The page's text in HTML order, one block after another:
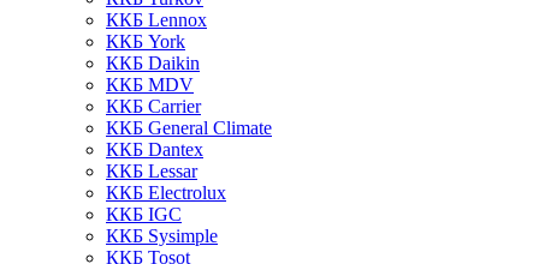
ККБ Lennox
ККБ York
ККБ Daikin
ККБ MDV
ККБ Carrier
ККБ General Climate
ККБ Dantex
ККБ Lessar
ККБ Electrolux
ККБ IGC
ККБ Sysimple
ККБ Tosot